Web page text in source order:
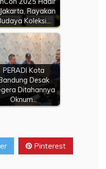
Rayakan
Koleksi…
PERADI Kota
Bandung Desak
Ditahannya
Oknum…
Pinterest